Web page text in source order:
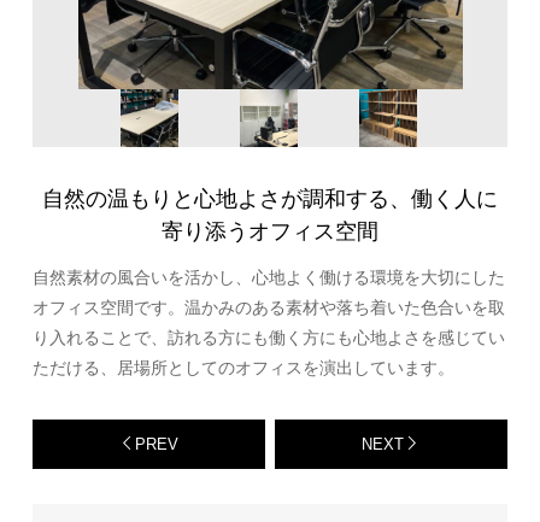
自然の温もりと心地よさが調和する、働く人に
寄り添うオフィス空間
自然素材の風合いを活かし、心地よく働ける環境を大切にした
オフィス空間です。温かみのある素材や落ち着いた色合いを取
り入れることで、訪れる方にも働く方にも心地よさを感じてい
ただける、居場所としてのオフィスを演出しています。
PREV NEXT